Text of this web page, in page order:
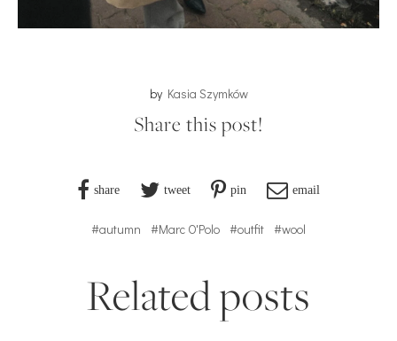
by Kasia Szymków
Share this post!
share tweet pin email
#autumn #Marc O'Polo #outfit #wool
Related posts